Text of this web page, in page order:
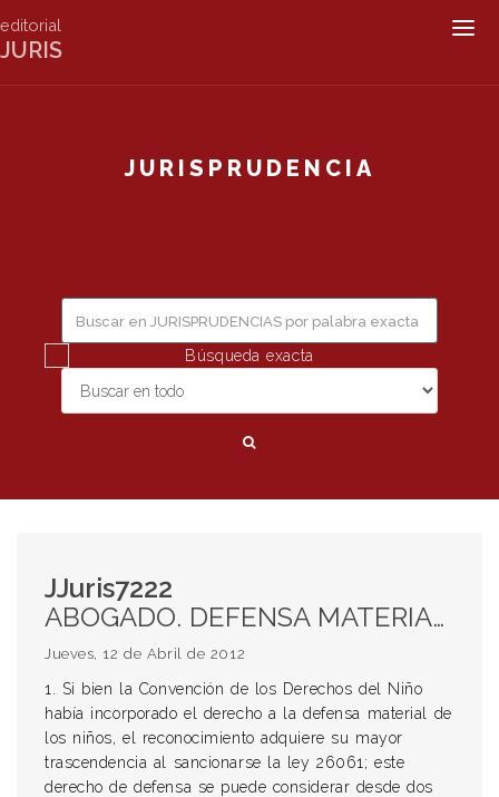
editorial
JURIS
JURISPRUDENCIA
Búsqueda exacta
JJuris7222
ABOGADO. DEFENSA MATERIAL DE LOS NIÑOS. CONVENCIÓN DE LOS DERECHOS DEL NIÑO. LEY 26061. DERECHO DE DEFENSA. DERECHO DEL NIÑO A SER OÍDO. DEFENSA TÉCNICA. DERECHO A EXPRESAR SU OPINIÓN. DEFENSA GRATUITA Y ESPECIALIZADA DE LOS NIÑOS Y ADOLESCENTES. INVITACIÓN AL COLEGIO DE ABOGADOS A CREAR LISTA DE ABOGADOS INTERESADOS EN ACTUAR COMO ABOGADOS DEL NIÑO. MEDIDAS A TOMAR POR EL PODER EJECUTIVO. POSTULACIÓN DEL ABOGADO DEL NIÑO POR LA PROPIA ACTORA.
Jueves, 12 de Abril de 2012
1. Si bien la Convención de los Derechos del Niño
había incorporado el derecho a la defensa material de
los niños, el reconocimiento adquiere su mayor
trascendencia al sancionarse la ley 26061; este
derecho de defensa se puede considerar desde dos